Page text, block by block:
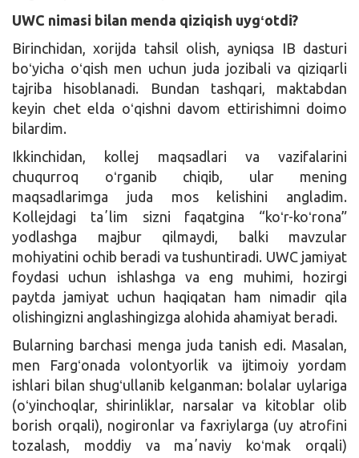
UWC nimasi bilan menda qiziqish uygʻotdi?
Birinchidan, xorijda tahsil olish, ayniqsa IB dasturi
boʻyicha oʻqish men uchun juda jozibali va qiziqarli
tajriba hisoblanadi. Bundan tashqari, maktabdan
keyin chet elda oʻqishni davom ettirishimni doimo
bilardim.
Ikkinchidan, kollej maqsadlari va vazifalarini
chuqurroq oʻrganib chiqib, ular mening
maqsadlarimga juda mos kelishini angladim.
Kollejdagi taʼlim sizni faqatgina “koʻr-koʻrona”
yodlashga majbur qilmaydi, balki mavzular
mohiyatini ochib beradi va tushuntiradi. UWC jamiyat
foydasi uchun ishlashga va eng muhimi, hozirgi
paytda jamiyat uchun haqiqatan ham nimadir qila
olishingizni anglashingizga alohida ahamiyat beradi.
Bularning barchasi menga juda tanish edi. Masalan,
men Fargʻonada volontyorlik va ijtimoiy yordam
ishlari bilan shugʻullanib kelganman: bolalar uylariga
(oʻyinchoqlar, shirinliklar, narsalar va kitoblar olib
borish orqali), nogironlar va faxriylarga (uy atrofini
tozalash, moddiy va maʼnaviy koʻmak orqali)